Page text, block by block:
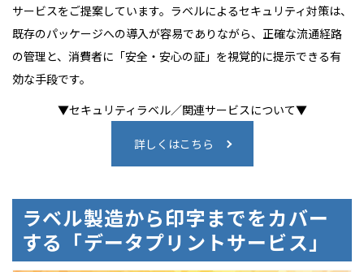
サービスをご提案しています。ラベルによるセキュリティ対策は、
既存のパッケージへの導入が容易でありながら、正確な流通経路
の管理と、消費者に「安全・安心の証」を視覚的に提示できる有
効な手段です。
▼セキュリティラベル／関連サービスについて▼
詳しくはこちら
ラベル製造から印字までをカバー
する「データプリントサービス」